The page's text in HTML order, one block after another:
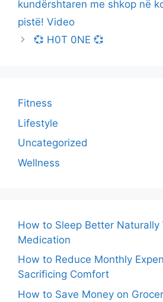
kundërshtaren me shkop në
pistë! Video
💞 H0T 0NE 💞
Fitness
Lifestyle
Uncategorized
Wellness
How to Sleep Better Naturally
Medication
How to Reduce Monthly
Sacrificing Comfort
How to Save Money on